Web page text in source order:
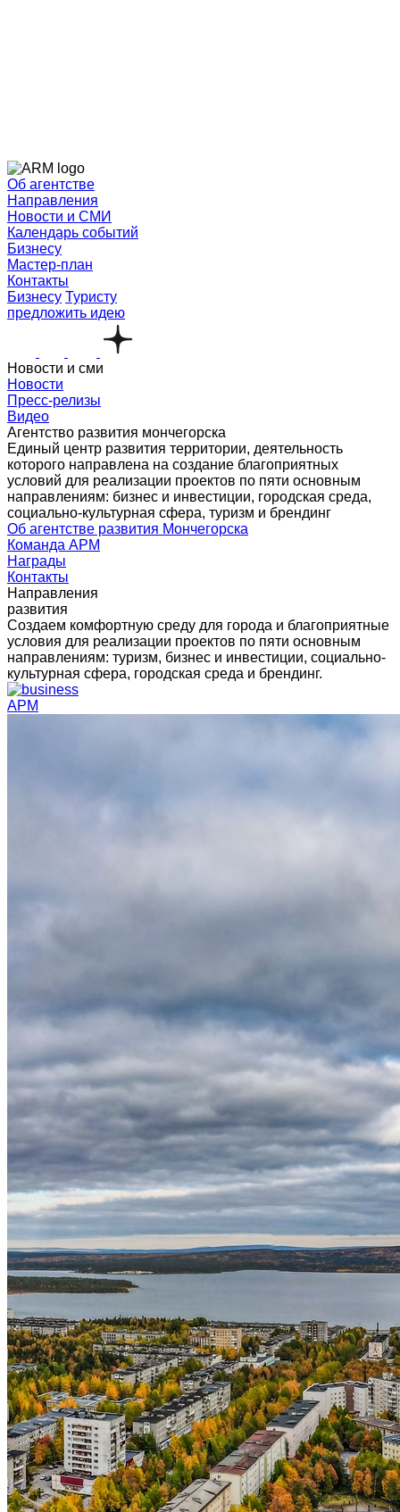
Об агентстве
Направления
Новости и СМИ
Календарь событий
Бизнесу
Мастер-план
Контакты
Бизнесу Туристу
предложить идею
Новости и сми
Новости
Пресс-релизы
Видео
Агентство развития мончегорска
Единый центр развития территории, деятельность
которого направлена на создание благоприятных
условий для реализации проектов по пяти основным
направлениям: бизнес и инвестиции, городская среда,
социально-культурная сфера, туризм и брендинг
Об агентстве развития Мончегорска
Команда АРМ
Награды
Контакты
Направления
развития
Создаем комфортную среду для города и благоприятные
условия для реализации проектов по пяти основным
направлениям: туризм, бизнес и инвестиции, социально-
культурная сфера, городская среда и брендинг.
АРМ